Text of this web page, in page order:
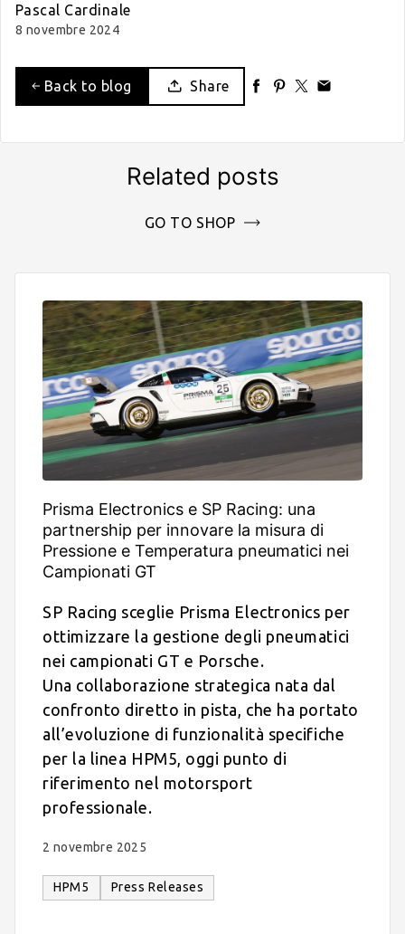
Pascal Cardinale
8 novembre 2024
Back to blog Share
Related posts
GO TO SHOP
Prisma Electronics e SP Racing: una
partnership per innovare la misura di
Pressione e Temperatura pneumatici nei
Campionati GT
SP Racing sceglie Prisma Electronics per
ottimizzare la gestione degli pneumatici
nei campionati GT e Porsche.
Una collaborazione strategica nata dal
confronto diretto in pista, che ha portato
all’evoluzione di funzionalità specifiche
per la linea HPM5, oggi punto di
riferimento nel motorsport
professionale.
2 novembre 2025
HPM5 Press Releases